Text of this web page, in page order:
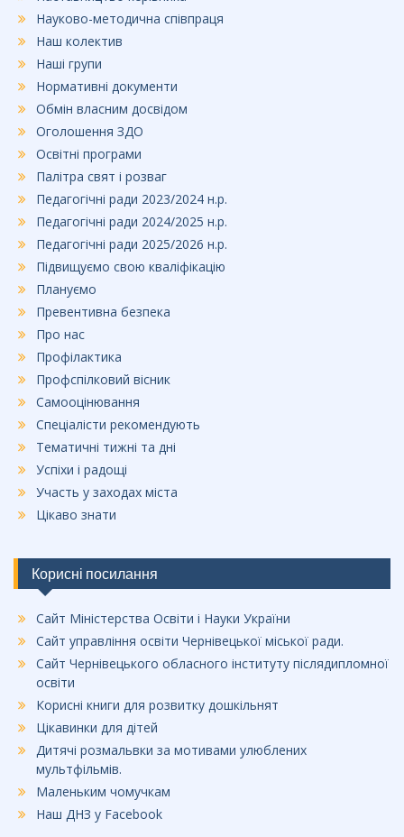
Науково-методична співпраця
Наш колектив
Наші групи
Нормативні документи
Обмін власним досвідом
Оголошення ЗДО
Освітні програми
Палітра свят і розваг
Педагогічні ради 2023/2024 н.р.
Педагогічні ради 2024/2025 н.р.
Педагогічні ради 2025/2026 н.р.
Підвищуємо свою кваліфікацію
Плануємо
Превентивна безпека
Про нас
Профілактика
Профспілковий вісник
Самооцінювання
Спеціалісти рекомендують
Тематичні тижні та дні
Успіхи і радощі
Участь у заходах міста
Цікаво знати
Корисні посилання
Сайт Міністерства Освіти і Науки України
Сайт управління освіти Чернівецької міської ради.
Сайт Чернівецького обласного інституту післядипломної
освіти
Корисні книги для розвитку дошкільнят
Цікавинки для дітей
Дитячі розмальвки за мотивами улюблених
мультфільмів.
Маленьким чомучкам
Наш ДНЗ у Facebook